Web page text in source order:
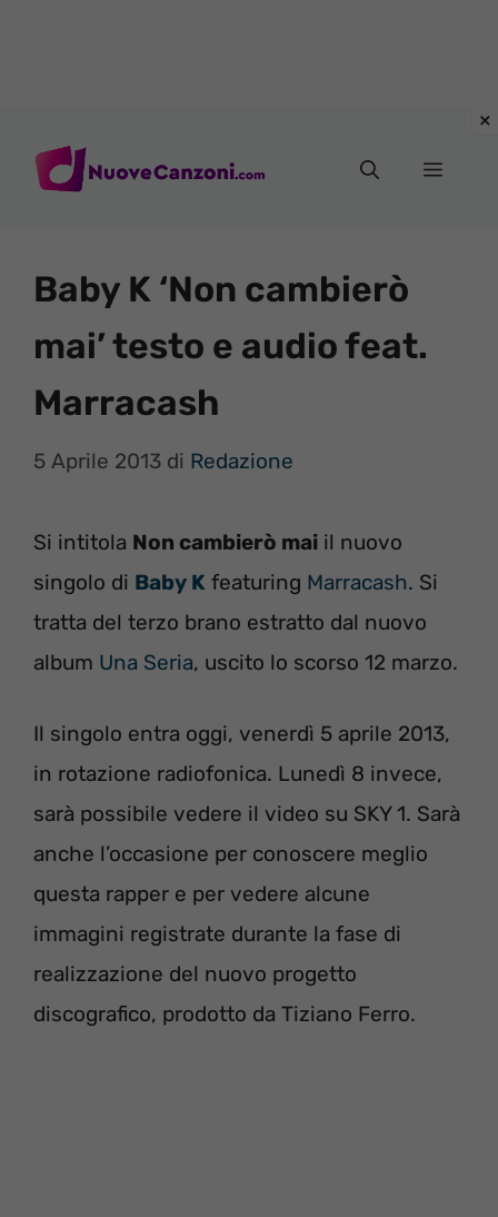
Menu
Baby K ‘Non cambierò
mai’ testo e audio feat.
Marracash
5 Aprile 2013 di Redazione
Si intitola Non cambierò mai il nuovo
singolo di Baby K featuring Marracash. Si
tratta del terzo brano estratto dal nuovo
album Una Seria, uscito lo scorso 12 marzo.
Il singolo entra oggi, venerdì 5 aprile 2013,
in rotazione radiofonica. Lunedì 8 invece,
sarà possibile vedere il video su SKY 1. Sarà
anche l’occasione per conoscere meglio
questa rapper e per vedere alcune
immagini registrate durante la fase di
realizzazione del nuovo progetto
discografico, prodotto da Tiziano Ferro.